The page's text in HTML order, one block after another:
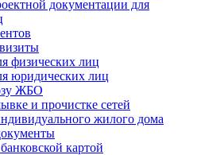
документации для
физических лиц
юридических лиц
ЖБО
и прочистке сетей
жилого дома
картой